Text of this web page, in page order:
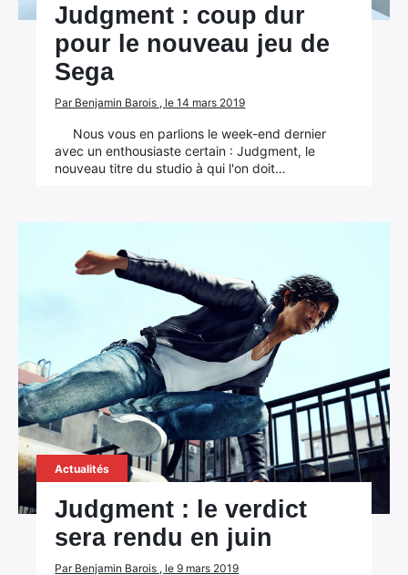
Judgment : coup dur
pour le nouveau jeu de
Sega
Par Benjamin Barois , le 14 mars 2019
Nous vous en parlions le week-end dernier
avec un enthousiaste certain : Judgment, le
nouveau titre du studio à qui l'on doit…
Actualités
Judgment : le verdict
sera rendu en juin
Par Benjamin Barois , le 9 mars 2019